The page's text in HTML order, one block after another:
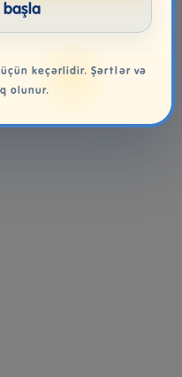
başla
keçərlidir. Şərtlər və
olunur.